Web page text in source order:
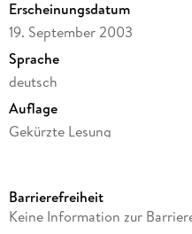
Erscheinungsdatum
19. September 2003
Sprache
deutsch
Auflage
Gekürzte Lesung
Laufzeit
Barrierefreiheit
Keine Information zur